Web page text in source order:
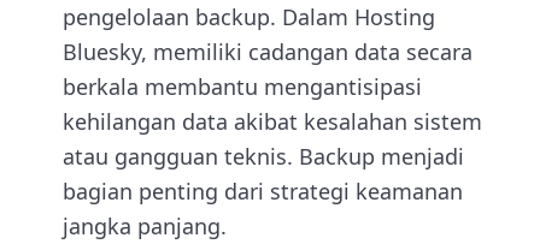
pengelolaan backup. Dalam Hosting
Bluesky, memiliki cadangan data secara
berkala membantu mengantisipasi
kehilangan data akibat kesalahan sistem
atau gangguan teknis. Backup menjadi
bagian penting dari strategi keamanan
jangka panjang.